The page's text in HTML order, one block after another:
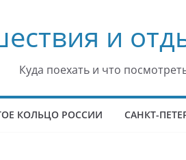
и
Куда поехать и что
КОЛЬЦО РОССИИ САНКТ-